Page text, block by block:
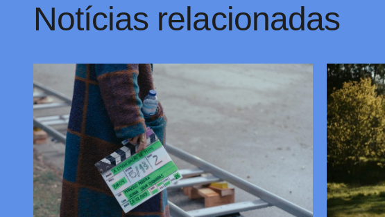
Notícias relacionadas